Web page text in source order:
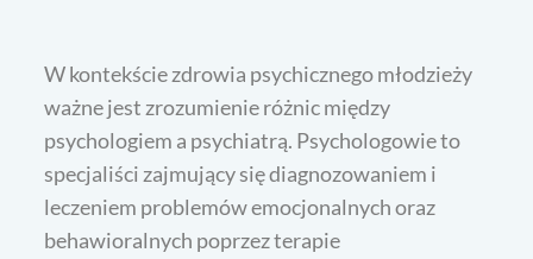
W kontekście zdrowia psychicznego młodzieży
ważne jest zrozumienie różnic między
psychologiem a psychiatrą. Psychologowie to
specjaliści zajmujący się diagnozowaniem i
leczeniem problemów emocjonalnych oraz
behawioralnych poprzez terapie